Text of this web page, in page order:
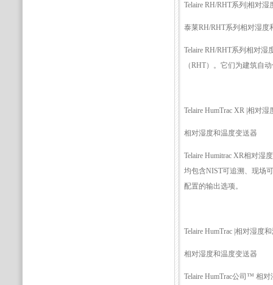
Telaire RH/RHT系列|相对
泰莱RH/RHT系列相对湿度
Telaire RH/RHT系列相对
（RHT）。它们为建筑自
Telaire HumTrac XR |相对
相对湿度和温度变送器
Telaire Humitrac XR相对
均包含NIST可追溯、现场
配置的输出选项。
Telaire HumTrac |相对湿度
相对湿度和温度变送器
Telaire HumTrac公司™ 相